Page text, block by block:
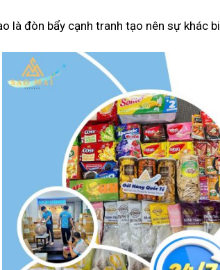
là đòn bẩy cạnh tranh tạo nên sự khác